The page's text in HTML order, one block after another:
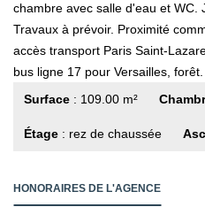
chambre avec salle d'eau et WC.
Travaux à prévoir. Proximité
accès transport Paris Saint-
bus ligne 17 pour Versailles, forêt.
Surface : 109.00 m²
Étage : rez de chaussée
HONORAIRES DE L'AGENCE